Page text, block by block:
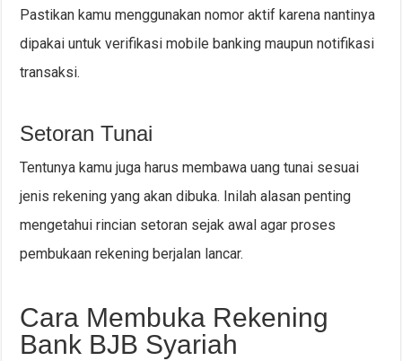
Pastikan kamu menggunakan nomor aktif karena nantinya
dipakai untuk verifikasi mobile banking maupun notifikasi
transaksi.
Setoran Tunai
Tentunya kamu juga harus membawa uang tunai sesuai
jenis rekening yang akan dibuka. Inilah alasan penting
mengetahui rincian setoran sejak awal agar proses
pembukaan rekening berjalan lancar.
Cara Membuka Rekening
Bank BJB Syariah